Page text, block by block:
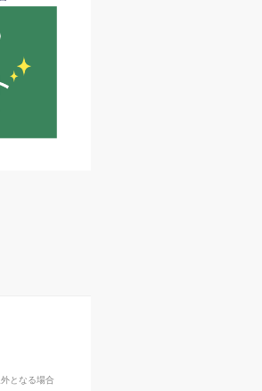
となる場合